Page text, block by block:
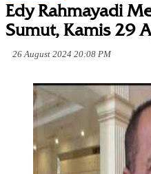
Edy Rahmayadi
Sumut, Kamis 29
26 August 2024 20:08 PM